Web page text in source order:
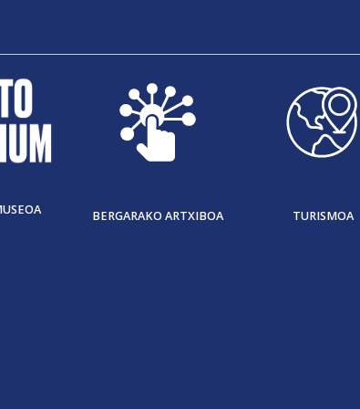
BERGARAKO ARTXIBOA TURISMOA